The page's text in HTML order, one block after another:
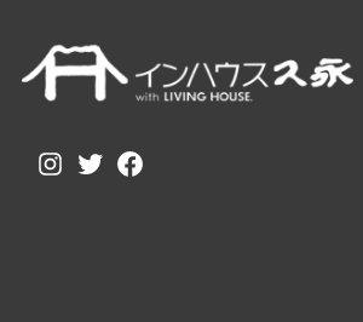
Instagram
TwitterFacebook